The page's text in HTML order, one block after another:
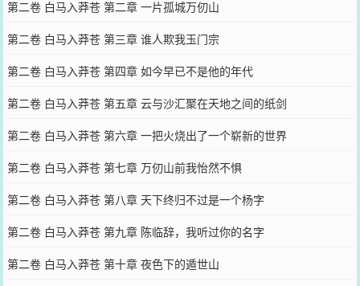
第二卷 白马入莽苍 第二章 一片孤城万仞山
第二卷 白马入莽苍 第三章 谁人欺我玉门宗
第二卷 白马入莽苍 第四章 如今早已不是他的年代
第二卷 白马入莽苍 第五章 云与沙汇聚在天地之间的纸剑
第二卷 白马入莽苍 第六章 一把火烧出了一个崭新的世界
第二卷 白马入莽苍 第七章 万仞山前我怡然不惧
第二卷 白马入莽苍 第八章 天下终归不过是一个杨字
第二卷 白马入莽苍 第九章 陈临辞，我听过你的名字
第二卷 白马入莽苍 第十章 夜色下的遁世山